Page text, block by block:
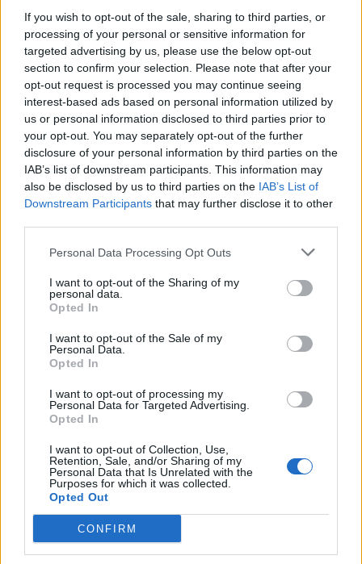
If you wish to opt-out of the sale, sharing to third parties, or
processing of your personal or sensitive information for
targeted advertising by us, please use the below opt-out
section to confirm your selection. Please note that after your
opt-out request is processed you may continue seeing
interest-based ads based on personal information utilized by
us or personal information disclosed to third parties prior to
your opt-out. You may separately opt-out of the further
disclosure of your personal information by third parties on the
IAB’s list of downstream participants. This information may
also be disclosed by us to third parties on the IAB’s List of
Downstream Participants that may further disclose it to other
Personal Data Processing Opt Outs
I want to opt-out of the Sharing of my
personal data.
Opted In
I want to opt-out of the Sale of my
Personal Data.
Opted In
I want to opt-out of processing my
Personal Data for Targeted Advertising.
Opted In
I want to opt-out of Collection, Use,
Retention, Sale, and/or Sharing of my
Personal Data that Is Unrelated with the
Purposes for which it was collected.
Opted Out
CONFIRM
στις τοπικές κοινωνίες, στηρίζουμε τη
δημιουργικότητα, ενισχύουμε τη συμμετοχή
και χτίζουμε ισχυρότερους δεσμούς
κοινωνικής συνοχής.
Επιλέγουμε να επενδύσουμε εκεί όπου χτυπά
η πραγματική καρδιά της Αττικής: στις
γειτονιές μας. Για εμάς η ανάπτυξη δεν
αποτυπώνεται μόνο σε μεγάλα έργα, αλλά και
Γιατί όταν οι δράσεις φτάνουν σε κάθε
γειτονιά, όταν η δημιουργία συναντά την
καθημερινότητα και όταν η τοπική ζωή
αποκτά περισσότερο χρώμα, συμμετοχή και
προσβασιμότητα, τότε η ζωή στην Αττική
γίνεται καλύτερη για όλους».
ΟΛΕΣ ΟΙ ΕΙΔΗΣΕΙΣ
Νέους Αντιπεριφερειάρχες όρισε ο Νίκος
Χαρδαλιάς